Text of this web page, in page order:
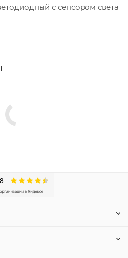
с сенсором света